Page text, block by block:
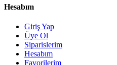
Hesabım
Giriş Yap
Üye Ol
Siparislerim
Hesabım
Favorilerim